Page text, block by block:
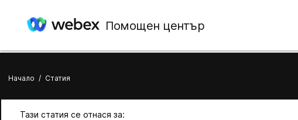
Помощен център
Начало / Статия
Тази статия се отнася за: